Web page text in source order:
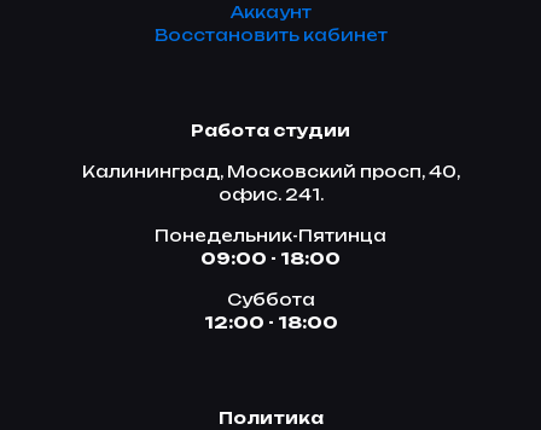
Аккаунт
Восстановить кабинет
Работа студии
Калининград, Московский просп, 40,
офис. 241.
Понедельник-Пятинца
09:00 - 18:00
Суббота
12:00 - 18:00
Политика